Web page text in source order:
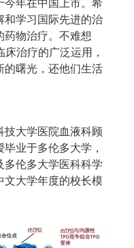
今年在中国上市。希
和学习国际先进的治
药物治疗。不难想
治疗的广泛运用，
的曙光，还他们生活
技大学医院血液科顾
业于多伦多大学，
多伦多大学医科科学
文大学年度的校长模